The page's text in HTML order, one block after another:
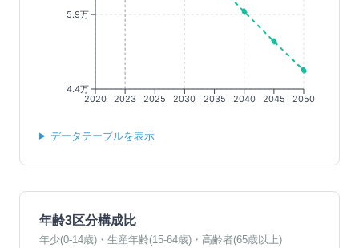
2020 2023 2025 2030 2035 2040 2045 2050
4.4万
5.9万
データテーブルを表示
年齢3区分構成比
年少(0-14歳)・生産年齢(15-64歳)・高齢者(65歳以上)